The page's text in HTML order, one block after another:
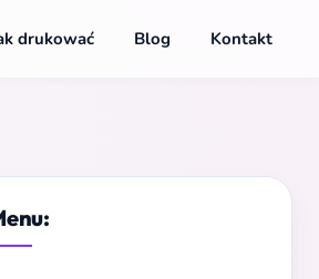
drukować Blog Kontakt